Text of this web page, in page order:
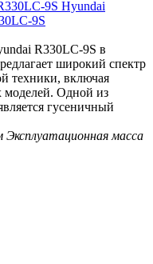
9S
R330LC-9S в
широкий спектр
техники, включая
моделей. Одной из
гусеничный
Эксплуатационная масса